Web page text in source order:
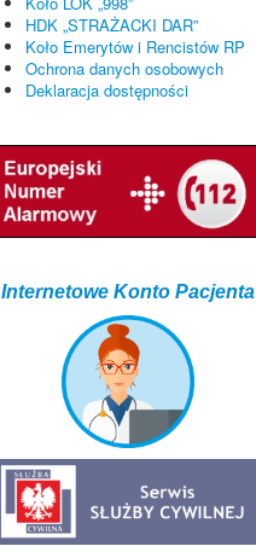
HDK „STRAŻACKI DAR”
Koło Emerytów i Rencistów RP
Ochrona danych osobowych
Deklaracja dostępności
Internetowe Konto Pacjenta